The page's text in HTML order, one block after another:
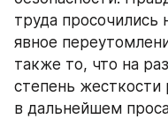
труда просочились
явное
также то, что на
степень
в дальнейшем